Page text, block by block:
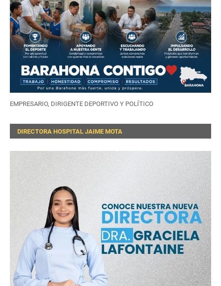
EMPRESARIO, DIRIGENTE DEPORTIVO Y POLÍTICO
DIRECTORA HOSPITAL JAIME MOTA